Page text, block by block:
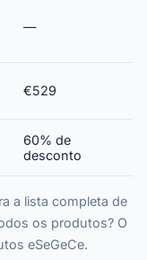
—
€529
60% de
desconto
a lista completa de
os produtos? O
eSeGeCe.